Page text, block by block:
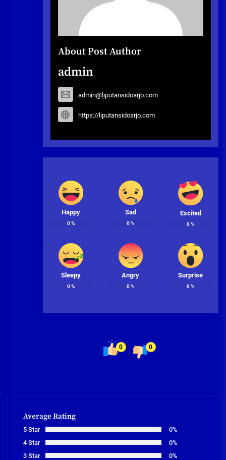
About Post Author
admin
admin@liputansidoarjo.com
https://liputansidoarjo.com
Happy
0%
Sad
0%
Excited
0%
Sleepy
0%
Angry
0%
Surprise
0%
0 0
Average Rating
5 Star
0%
4 Star
0%
3 Star
0%